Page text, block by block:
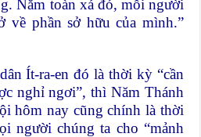
Năm toàn xá đó, mỗi người
về phần sở hữu của mình.”
Ít-ra-en đó là thời kỳ “cần
nghỉ ngơi”, thì Năm Thánh
hôm nay cũng chính là thời
người chúng ta cho “mảnh